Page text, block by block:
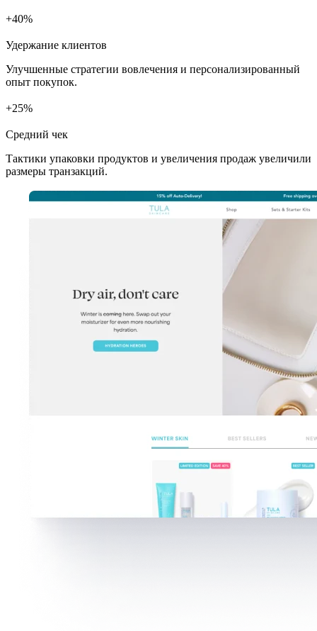
+ %
Удержание клиентов
Улучшенные стратегии вовлечения и персонализированный
опыт покупок.
+ %
Средний чек
Тактики упаковки продуктов и увеличения продаж увеличили
размеры транзакций.